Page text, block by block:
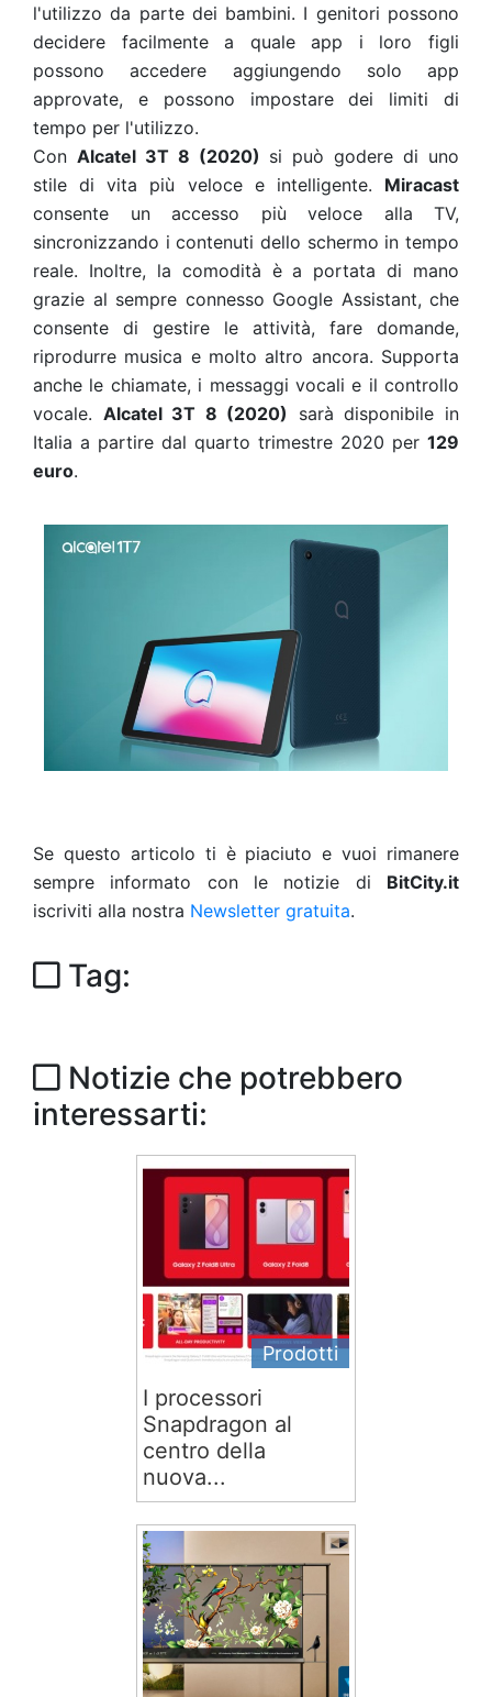
l'utilizzo da parte dei bambini. I genitori possono
decidere facilmente a quale app i loro figli
possono accedere aggiungendo solo app
approvate, e possono impostare dei limiti di
tempo per l'utilizzo.
Con Alcatel 3T 8 (2020) si può godere di uno
stile di vita più veloce e intelligente. Miracast
consente un accesso più veloce alla TV,
sincronizzando i contenuti dello schermo in tempo
reale. Inoltre, la comodità è a portata di mano
grazie al sempre connesso Google Assistant, che
consente di gestire le attività, fare domande,
riprodurre musica e molto altro ancora. Supporta
anche le chiamate, i messaggi vocali e il controllo
vocale. Alcatel 3T 8 (2020)
sarà disponibile in
Italia a partire dal quarto trimestre 2020 per 129
euro.
Se questo articolo ti è piaciuto e vuoi rimanere
sempre informato con le notizie di BitCity.it
iscriviti alla nostra Newsletter gratuita.
Tag:
Notizie che potrebbero
interessarti:
Prodotti
I processori
Snapdragon al
centro della
nuova...